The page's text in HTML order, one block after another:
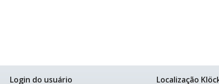
Login do usuário Localização